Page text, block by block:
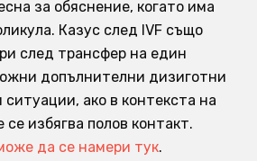
за обяснение, когато има
Казус след IVF също
след трансфер на един
допълнителни дизиготни
ако в контекста на
избягва полов контакт.
да се намери тук.